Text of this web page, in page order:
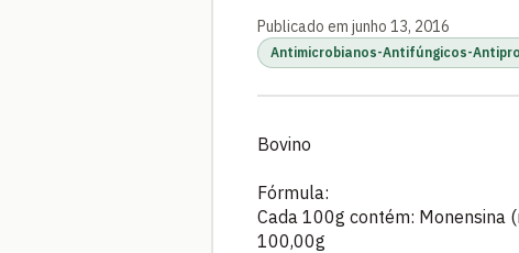
Publicado em junho 13, 2016
Antimicrobianos-Antifúngicos-
Bovino
Fórmula:
Cada 100g contém: Monensina (na
100,00g